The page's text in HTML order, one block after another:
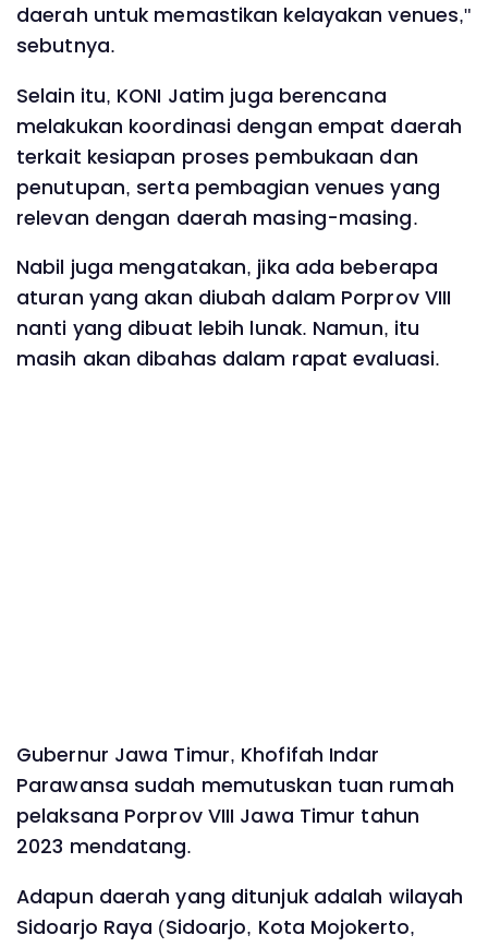
daerah untuk memastikan kelayakan venues,"
sebutnya.
Selain itu, KONI Jatim juga berencana
melakukan koordinasi dengan empat daerah
terkait kesiapan proses pembukaan dan
penutupan, serta pembagian venues yang
relevan dengan daerah masing-masing.
Nabil juga mengatakan, jika ada beberapa
aturan yang akan diubah dalam Porprov VIII
nanti yang dibuat lebih lunak. Namun, itu
masih akan dibahas dalam rapat evaluasi.
Gubernur Jawa Timur, Khofifah Indar
Parawansa sudah memutuskan tuan rumah
pelaksana Porprov VIII Jawa Timur tahun
2023 mendatang.
Adapun daerah yang ditunjuk adalah wilayah
Sidoarjo Raya (Sidoarjo, Kota Mojokerto,